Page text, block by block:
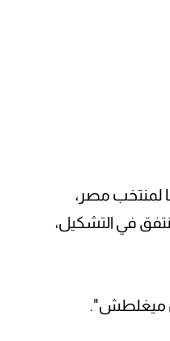
لمنتخب مصر،
في التشكيل،
ميغلطش".